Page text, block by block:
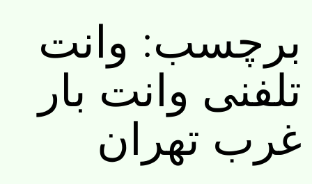
برچسب: وانت
تلفنی وانت بار
غرب تهران